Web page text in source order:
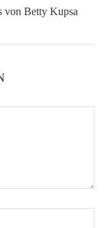
von Betty Kupsa